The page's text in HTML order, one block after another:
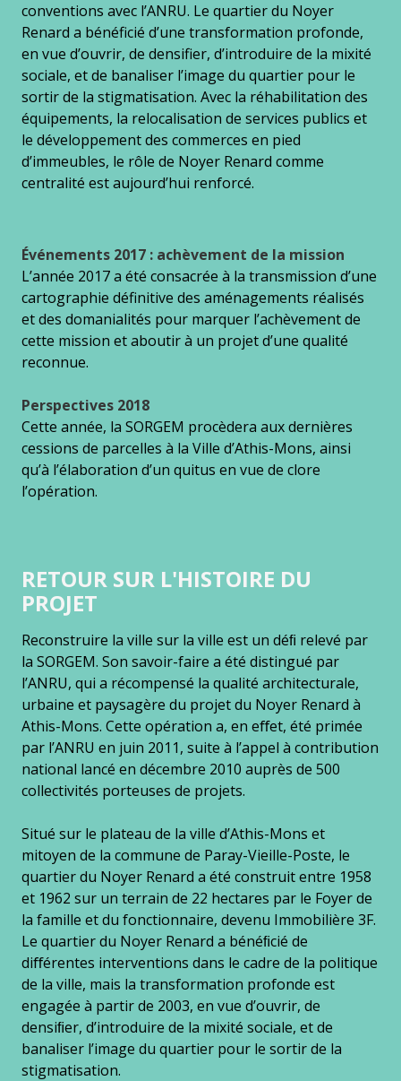
conventions avec l’ANRU. Le quartier du Noyer
Renard a bénéficié d’une transformation profonde,
en vue d’ouvrir, de densifier, d’introduire de la mixité
sociale, et de banaliser l’image du quartier pour le
sortir de la stigmatisation. Avec la réhabilitation des
équipements, la relocalisation de services publics et
le développement des commerces en pied
d’immeubles, le rôle de Noyer Renard comme
centralité est aujourd’hui renforcé.
Événements 2017 : achèvement de la mission
L’année 2017 a été consacrée à la transmission d’une
cartographie définitive des aménagements réalisés
et des domanialités pour marquer l’achèvement de
cette mission et aboutir à un projet d’une qualité
reconnue.
Perspectives 2018
Cette année, la SORGEM procèdera aux dernières
cessions de parcelles à la Ville d’Athis-Mons, ainsi
qu’à l’élaboration d’un quitus en vue de clore
l’opération.
RETOUR SUR L'HISTOIRE DU
PROJET
Reconstruire la ville sur la ville est un déﬁ relevé par
la SORGEM. Son savoir-faire a été distingué par
l’ANRU, qui a récompensé la qualité architecturale,
urbaine et paysagère du projet du Noyer Renard à
Athis-Mons. Cette opération a, en eﬀet, été primée
par l’ANRU en juin 2011, suite à l’appel à contribution
national lancé en décembre 2010 auprès de 500
collectivités porteuses de projets.
Situé sur le plateau de la ville d’Athis-Mons et
mitoyen de la commune de Paray-Vieille-Poste, le
quartier du Noyer Renard a été construit entre 1958
et 1962 sur un terrain de 22 hectares par le Foyer de
la famille et du fonctionnaire, devenu Immobilière 3F.
Le quartier du Noyer Renard a bénéﬁcié de
diﬀérentes interventions dans le cadre de la politique
de la ville, mais la transformation profonde est
engagée à partir de 2003, en vue d’ouvrir, de
densiﬁer, d’introduire de la mixité sociale, et de
banaliser l’image du quartier pour le sortir de la
stigmatisation.